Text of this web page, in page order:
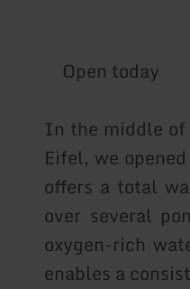
Open today
In the middle
Eifel, we
offers a total
over several
oxygen-rich
enables a